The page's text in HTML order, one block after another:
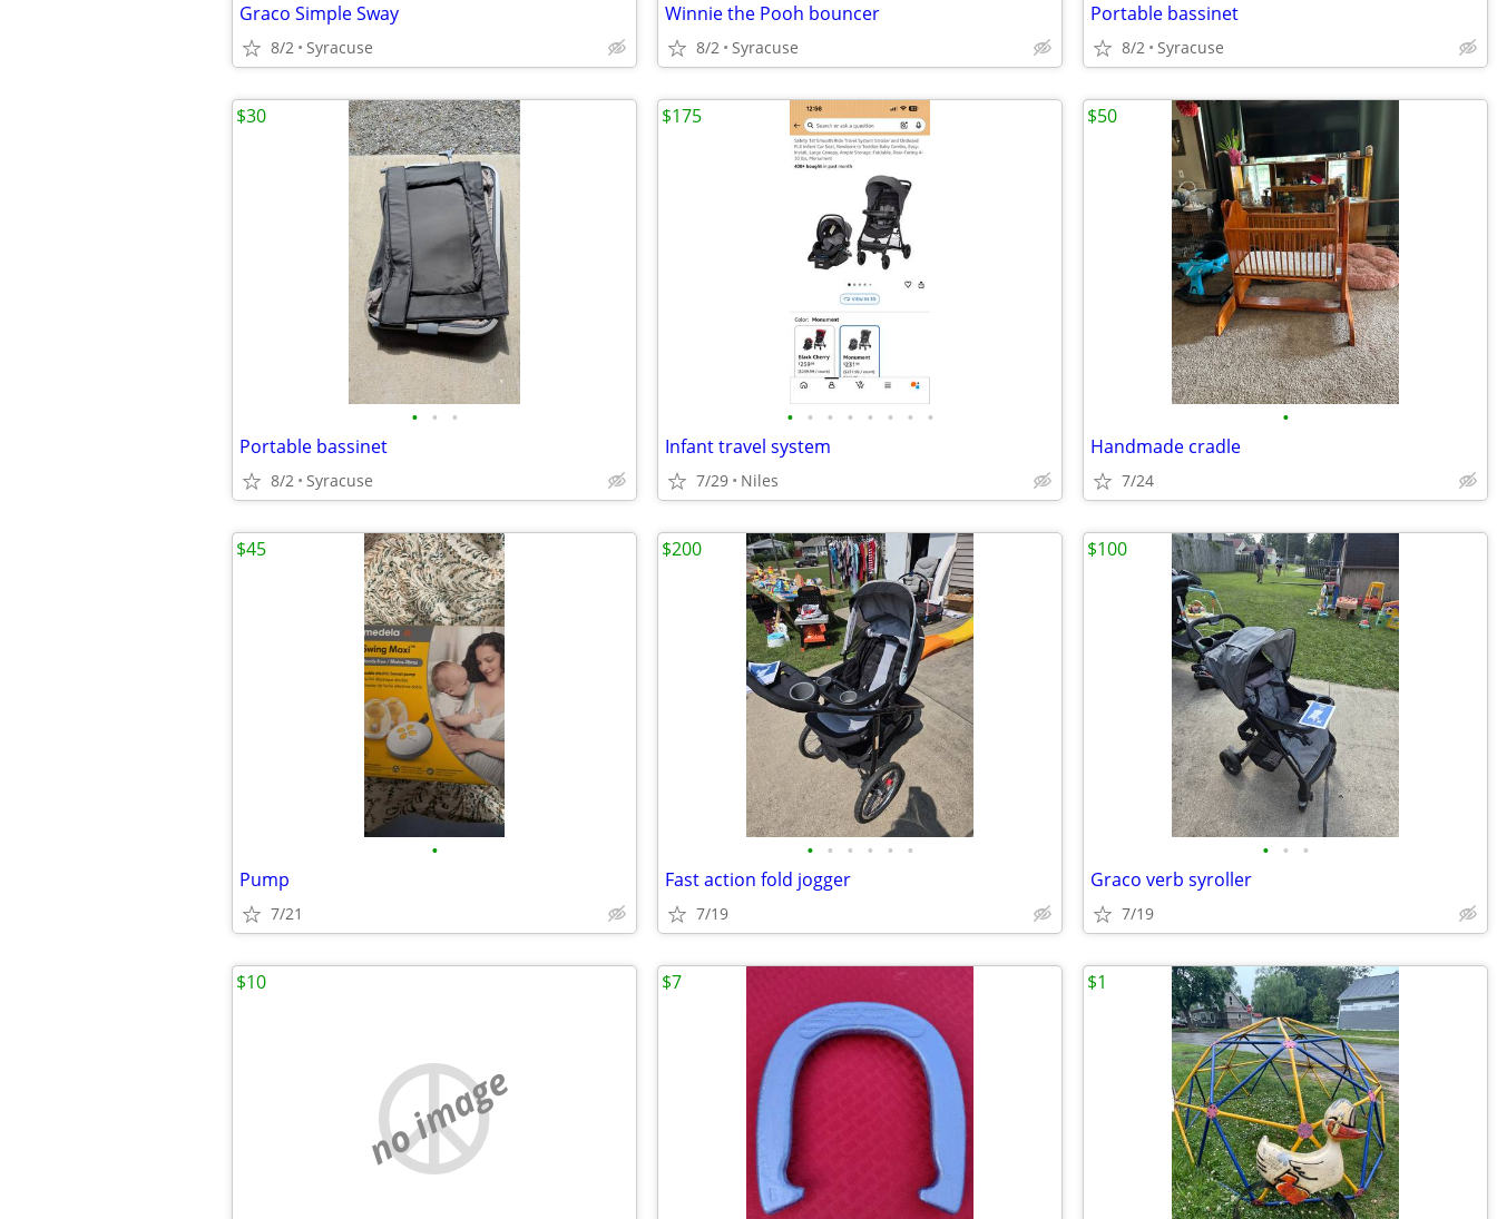
Graco Simple Sway
8/2 Syracuse
Winnie the Pooh bouncer
8/2 Syracuse
Portable bassinet
8/2 Syracuse
• • •
Portable bassinet
8/2 Syracuse
$30
• • • • • • • •
Infant travel system
7/29 Niles
$175
•
Handmade cradle
7/24
$50
•
Pump
7/21
$45
• • • • • •
Fast action fold jogger
7/19
$200
• • •
Graco verb syroller
7/19
$100
no image
$10 $7 $1